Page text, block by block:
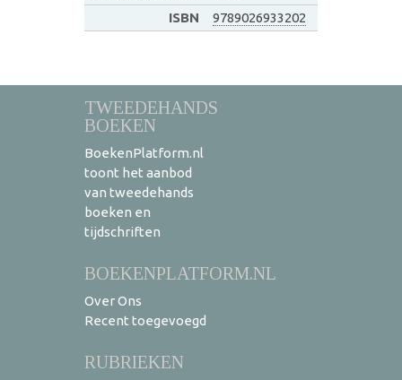
ISBN
9789026933202
TWEEDEHANDS
BOEKEN
BoekenPlatform.nl
toont het aanbod
van tweedehands
boeken en
tijdschriften
BOEKENPLATFORM.NL
Over Ons
Recent toegevoegd
RUBRIEKEN